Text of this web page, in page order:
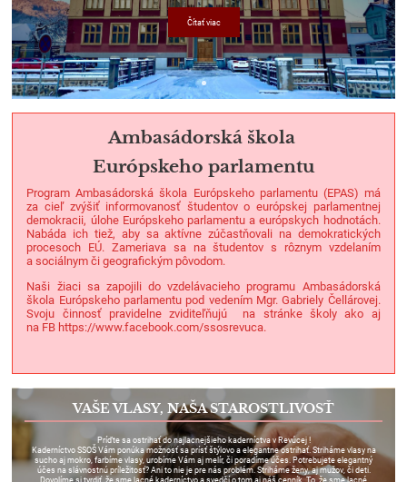
Čítať viac
Ambasádorská škola
Európskeho parlamentu
Program Ambasádorská škola Európskeho parlamentu (EPAS) má
za cieľ zvýšiť informovanosť študentov o európskej parlamentnej
demokracii, úlohe Európskeho parlamentu a európskych hodnotách.
Nabáda ich tiež, aby sa aktívne zúčastňovali na demokratických
procesoch EÚ. Zameriava sa na študentov s rôznym vzdelaním
a sociálnym či geografickým pôvodom.
Naši žiaci sa zapojili do vzdelávacieho programu Ambasádorská
škola Európskeho parlamentu pod vedením Mgr. Gabriely Čellárovej.
Svoju činnosť pravidelne zviditeľňujú na stránke školy ako aj
na FB https://www.facebook.com/ssosrevuca.
VAŠE VLASY, NAŠA STAROSTLIVOSŤ
Príďte sa ostrihať do najlacnejšieho kaderníctva v Revúcej !
Kaderníctvo SSOŠ Vám ponúka možnosť sa prísť štýlovo a elegantne ostrihať. Striháme vlasy na
sucho aj mokro, farbíme vlasy, urobíme Vám aj melír, či poradíme účes. Potrebujete elegantný
účes na slávnostnú príležitosť? Ani to nie je pre nás problém. Striháme ženy, aj mužov, či deti.
Dovolíme si tvrdiť, že sme lacné kaderníctvo a svedčí o tom aj náš cenník. To, že sme lacné